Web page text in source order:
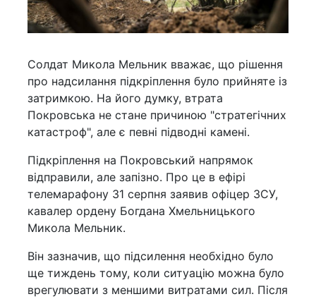
Солдат Микола Мельник вважає, що рішення
про надсилання підкріплення було прийняте із
затримкою. На його думку, втрата
Покровська не стане причиною "стратегічних
катастроф", але є певні підводні камені.
Підкріплення на Покровський напрямок
відправили, але запізно. Про це в ефірі
телемарафону 31 серпня заявив офіцер ЗСУ,
кавалер ордену Богдана Хмельницького
Микола Мельник.
Він зазначив, що підсилення необхідно було
ще тиждень тому, коли ситуацію можна було
врегулювати з меншими витратами сил. Після